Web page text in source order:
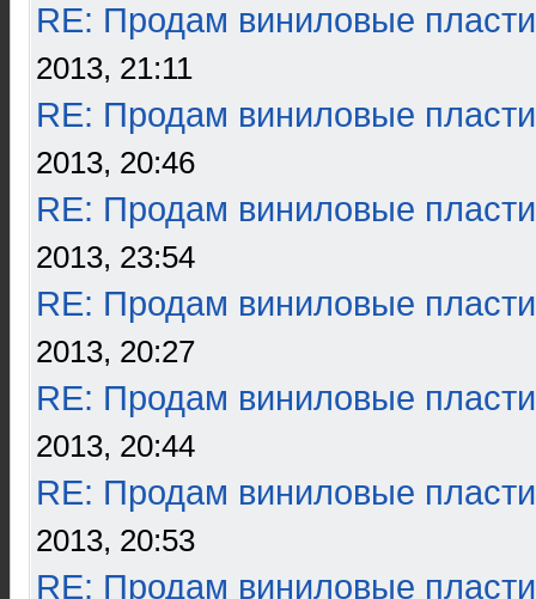
RE: Продам виниловые
2013, 21:11
RE: Продам виниловые
2013, 20:46
RE: Продам виниловые
2013, 23:54
RE: Продам виниловые
2013, 20:27
RE: Продам виниловые
2013, 20:44
RE: Продам виниловые
2013, 20:53
RE: Продам виниловые